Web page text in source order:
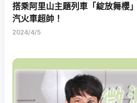
搭乘阿里山主題列車「綻放舞櫻
汽火車超帥！
2024/4/5